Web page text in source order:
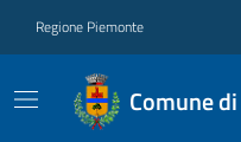
Regione Piemonte
Comune